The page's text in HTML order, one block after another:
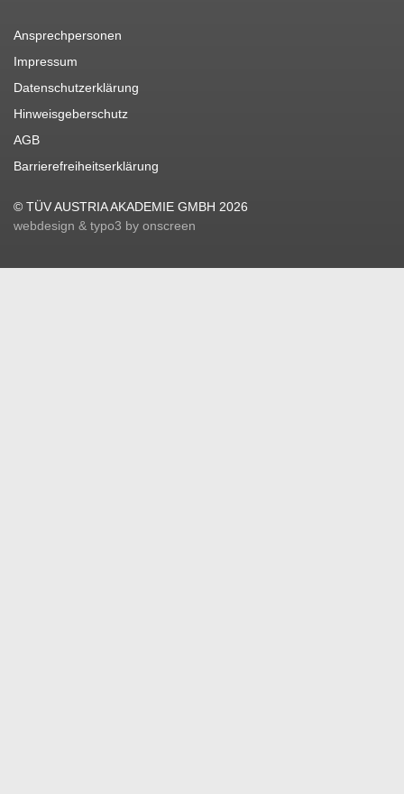
Ansprechpersonen
Impressum
Datenschutzerklärung
Hinweisgeberschutz
AGB
Barrierefreiheitserklärung
© TÜV AUSTRIA AKADEMIE GMBH 2026
webdesign & typo3 by onscreen